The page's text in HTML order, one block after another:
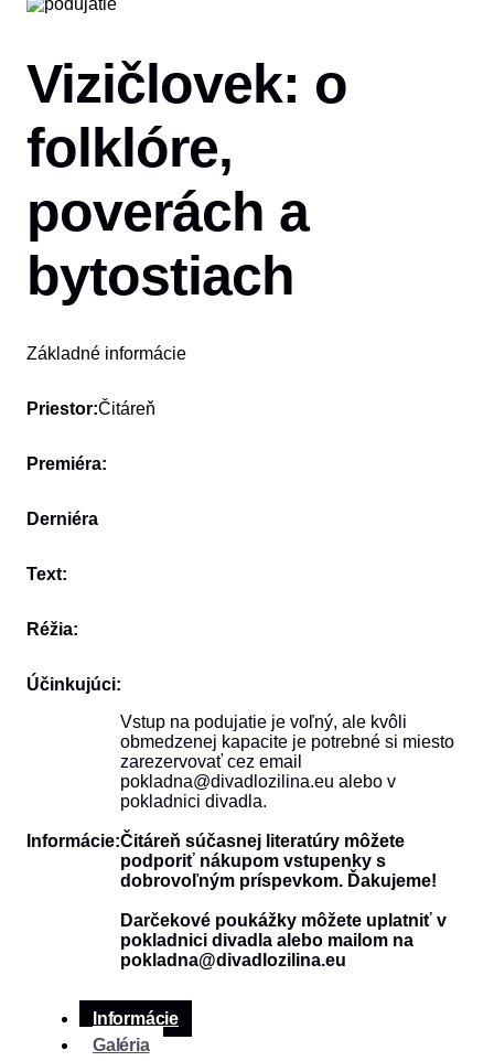
Vizičlovek: o
folklóre,
poverách a
bytostiach
Základné informácie
Priestor:Čitáreň
Premiéra:
Derniéra
Text:
Réžia:
Účinkujúci:
Informácie:
Vstup na podujatie je voľný, ale kvôli
obmedzenej kapacite je potrebné si miesto
zarezervovať cez email
pokladna@divadlozilina.eu alebo v
pokladnici divadla.
Čitáreň súčasnej literatúry môžete
podporiť nákupom vstupenky s
dobrovoľným príspevkom. Ďakujeme!
Darčekové poukážky môžete uplatniť v
pokladnici divadla alebo mailom na
pokladna@divadlozilina.eu
Informácie
Galéria